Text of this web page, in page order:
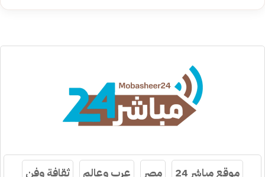
موقع مباشر 24 مصر عرب وعالم ثقافة وفن